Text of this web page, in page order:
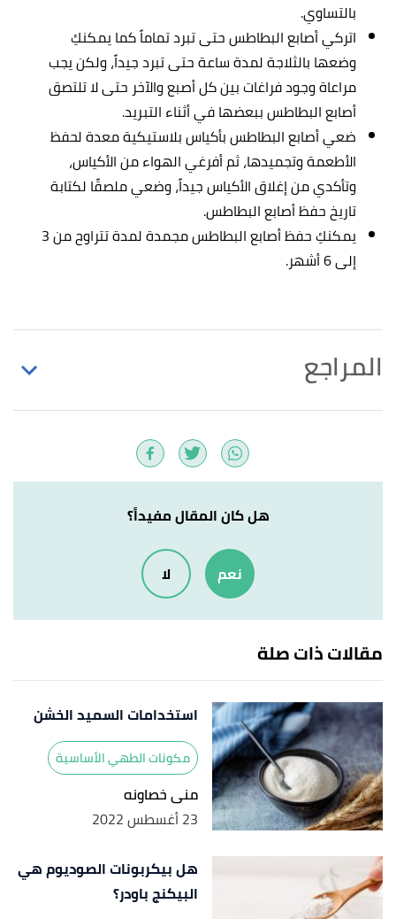
بالتساوي.
اتركي أصابع البطاطس حتى تبرد تماماً كما يمكنكِ
وضعها بالثلاجة لمدة ساعة حتى تبرد جيداً، ولكن يجب
مراعاة وجود فراغات بين كل أصبع والآخر حتى لا تلتصق
أصابع البطاطس ببعضها في أثناء التبريد.
ضعي أصابع البطاطس بأكياس بلاستيكية معدة لحفظ
الأطعمة وتجميدها، ثم أفرغي الهواء من الأكياس،
وتأكدي من إغلاق الأكياس جيداً، وضعي ملصقًا لكتابة
تاريخ حفظ أصابع البطاطس.
يمكنكِ حفظ أصابع البطاطس مجمدة لمدة تتراوح من 3
إلى 6 أشهر.
المراجع
growagoodlife , Retrieved 30/11/2021. Edited.
↑
"HOMEMADE FRENCH FRIES"
,stockpilingmoms,
Retrieved 30/11/2021. Edited.
"HOW TO MAKE PERFECT HOMEMADE FRENCH
amodernhomestead , Retrieved 30/11/2021.
هل كان المقال مفيداً؟
نعم لا
مقالات ذات صلة
استخدامات السميد الخشن
مكونات الطهي الأساسية
منى خصاونه
23 أغسطس 2022
هل بيكربونات الصوديوم هي
البيكنج باودر؟